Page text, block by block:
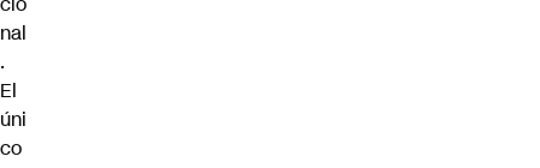
nal
.
El
úni
co